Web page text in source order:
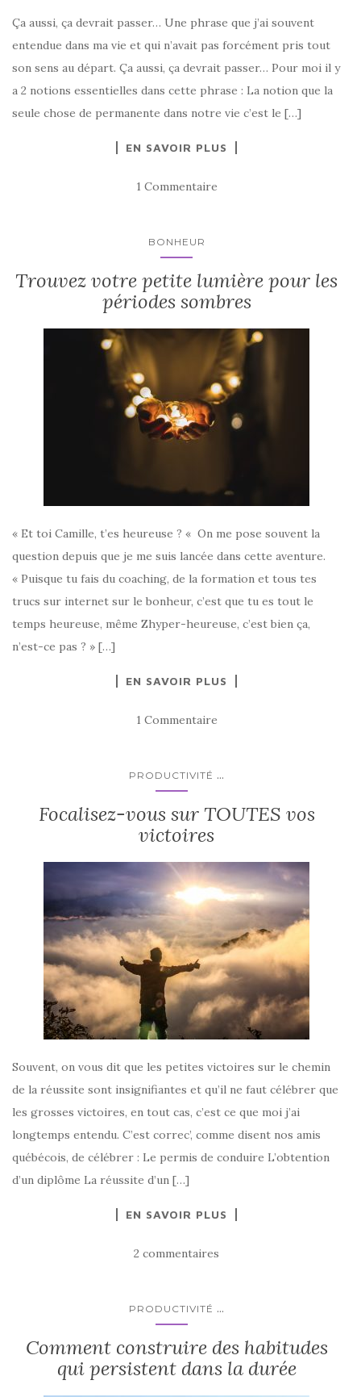
Ça aussi, ça devrait passer… Une phrase que j’ai souvent
entendue dans ma vie et qui n’avait pas forcément pris tout
son sens au départ. Ça aussi, ça devrait passer… Pour moi il y
a 2 notions essentielles dans cette phrase : La notion que la
seule chose de permanente dans notre vie c’est le […]
EN SAVOIR PLUS
1 Commentaire
BONHEUR
Trouvez votre petite lumière pour les
périodes sombres
« Et toi Camille, t’es heureuse ? « On me pose souvent la
question depuis que je me suis lancée dans cette aventure.
« Puisque tu fais du coaching, de la formation et tous tes
trucs sur internet sur le bonheur, c’est que tu es tout le
temps heureuse, même Zhyper-heureuse, c’est bien ça,
n’est-ce pas ? » […]
EN SAVOIR PLUS
1 Commentaire
PRODUCTIVITÉ ...
Focalisez-vous sur TOUTES vos
victoires
Souvent, on vous dit que les petites victoires sur le chemin
de la réussite sont insignifiantes et qu’il ne faut célébrer que
les grosses victoires, en tout cas, c’est ce que moi j’ai
longtemps entendu. C’est correc’, comme disent nos amis
québécois, de célébrer : Le permis de conduire L’obtention
d’un diplôme La réussite d’un […]
EN SAVOIR PLUS
2 commentaires
PRODUCTIVITÉ ...
Comment construire des habitudes
qui persistent dans la durée